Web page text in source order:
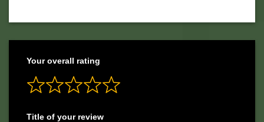
Your overall rating
Title of your review